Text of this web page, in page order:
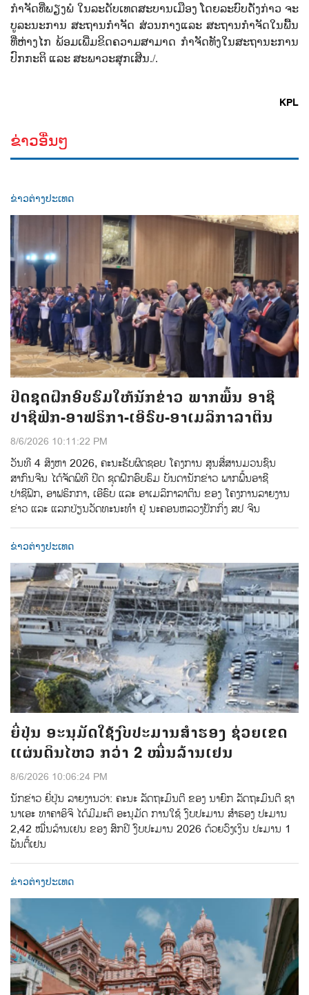
ກຳຈັດ​ທີ່​ພຽງພໍ ​ໃນ​ລະດັບ​ເທດສະບານ​ເມືອງ ​ໂດຍ​ລະບົບ​ດັ່ງກ່າວ ຈະ​
ບູລະນະ​ການ ສະຖານ​ກຳຈັດ ສ່ວນ​ກາງ​ແລະ ສະຖານ​ກຳຈັດ​ໃນ​ພື້ນ​
ທີ່​ຫ່າງ​ໄກ ພ້ອມ​ເພີ່ມ​ຂິດ​ຄວາມ​ສາມ​າດ ກຳຈັດ​ທັງ​ໃນ​ສະຖານະ​ການ​
ປົກກະຕິ ​ແລະ ສະພາ​ວະສຸ​ກ​ເສີນ./.
KPL
ຂ່າວອື່ນໆ
ຂ່າວຕ່າງປະເທດ
ປີດຊຸດຝຶກອົບຮົມໃຫ້ນັກຂ່າວ ພາກພື້ນ ອາຊີ
ປາຊີຟິກ-ອາຟຣິກາ-ເອີຣົບ-ອາເມລິກາລາຕິນ
8/6/2026 10:11:22 PM
ວັນທີ 4 ສິງຫາ 2026, ຄະນະຮັບຜິດຊອບ ໂຄງການ ສູນສື່ສານມວນຊົນ
ສາກົນຈີນ ໄດ້ຈັດພິທີ ປີດ ຊຸດຝຶກອົບຮົມ ບັນດານັກຂ່າວ ພາກພື້ນອາຊີ
ປາຊີຟິກ, ອາຟຣິກກາ, ເອີຣົບ ແລະ ອາເມລິກາລາຕິນ ຂອງ ໂຄງການລາຍງານ
ຂ່າວ ແລະ ແລກປ່ຽນວັດທະນະທຳ ຢູ່ ນະຄອນຫລວງປັກກິ່ງ ສປ ຈີນ
ຂ່າວຕ່າງປະເທດ
ຍີ່ປຸ່ນ ອະນຸມັດໃຊ້ງົບປະມານສຳຮອງ ຊ່ວຍເຂດ
ແຜ່ນດິນໄຫວ ກວ່າ 2 ໝື່ນລ້ານເຢນ
8/6/2026 10:06:24 PM
ນັກຂ່າວ ຍີ່ປຸ່ນ ລາຍງານວ່າ: ຄະນະ ລັດຖະມົນຕີ ຂອງ ນາຍົກ ລັດຖະມົນຕີ ຊາ
ນາເອະ ທາຄາອິຈິ ໄດ້ມີມະຕິ ອະນຸມັດ ການໃຊ້ ງົບປະມານ ສຳຮອງ ປະມານ
2,42 ໝື່ນລ້ານເຢນ ຂອງ ສົກປີ ງົບປະມານ 2026 ດ້ວຍວົງເງິນ ປະມານ 1
ພັນຕື້ເຢນ
ຂ່າວຕ່າງປະເທດ